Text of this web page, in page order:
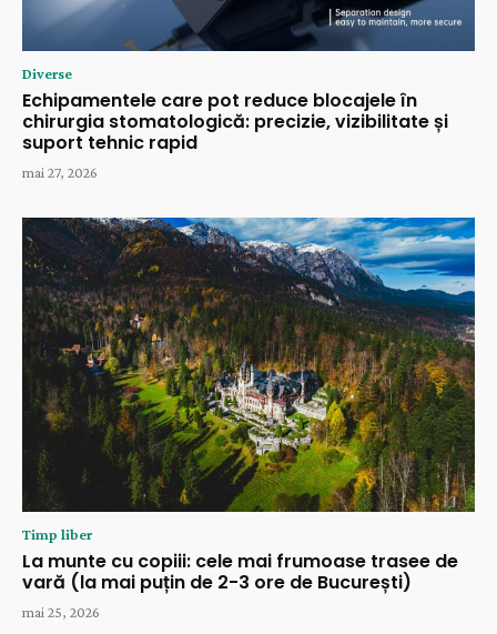
Diverse
Echipamentele care pot reduce blocajele în
chirurgia stomatologică: precizie, vizibilitate și
suport tehnic rapid
mai 27, 2026
Timp liber
La munte cu copiii: cele mai frumoase trasee de
vară (la mai puțin de 2-3 ore de București)
mai 25, 2026